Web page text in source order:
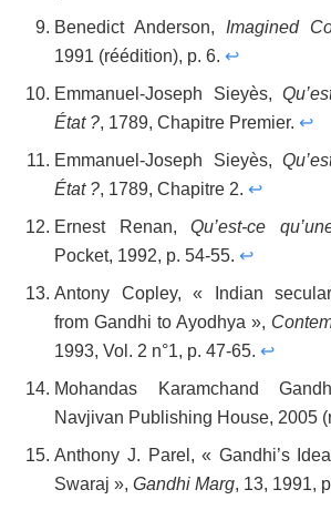
Benedict Anderson, Imagined
1991 (réédition), p. 6. ↩
Emmanuel-Joseph Sieyès,
État ?, 1789, Chapitre Premier. ↩
Emmanuel-Joseph Sieyès,
État ?, 1789, Chapitre 2. ↩
Ernest Renan,Qu’est-ce
Pocket, 1992, p. 54-55. ↩
Antony Copley, « Indian
from Gandhi to Ayodhya »,
1993, Vol. 2 n°1, p. 47-65. ↩
Mohandas Karamchand
Navjivan Publishing House, 2005
Anthony J. Parel, « Gandhi’s
Swaraj »,Gandhi Marg, 13, 1991,